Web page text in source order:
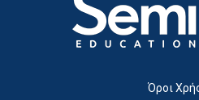
Όροι